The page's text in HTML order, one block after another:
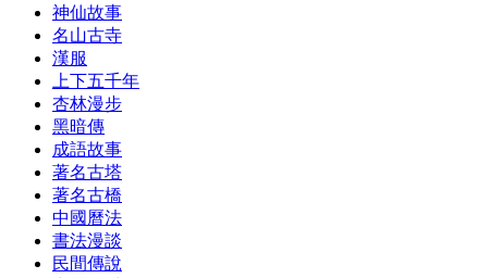
神仙故事
名山古寺
漢服
上下五千年
杏林漫步
黑暗傳
成語故事
著名古塔
著名古橋
中國曆法
書法漫談
民間傳說